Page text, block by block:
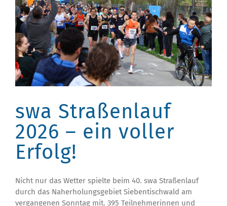
swa Straßenlauf
2026 – ein voller
Erfolg!
Nicht nur das Wetter spielte beim 40. swa Straßenlauf
durch das Naherholungsgebiet Siebentischwald am
vergangenen Sonntag mit. 395 Teilnehmerinnen und